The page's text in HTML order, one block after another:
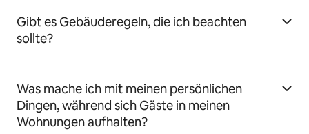
Gibt es Gebäuderegeln, die ich beachten
sollte?
Was mache ich mit meinen persönlichen
Dingen, während sich Gäste in meinen
Wohnungen aufhalten?